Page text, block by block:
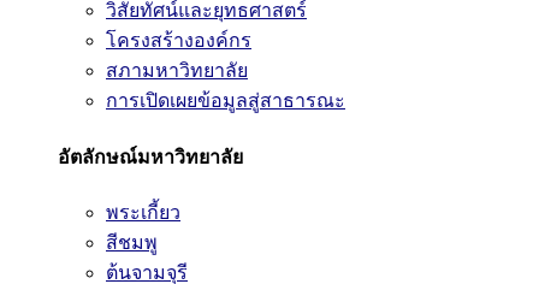
วิสัยทัศน์และยุทธศาสตร์
โครงสร้างองค์กร
สภามหาวิทยาลัย
การเปิดเผยข้อมูลสู่สาธารณะ
อัตลักษณ์มหาวิทยาลัย
พระเกี้ยว
สีชมพู
ต้นจามจุรี